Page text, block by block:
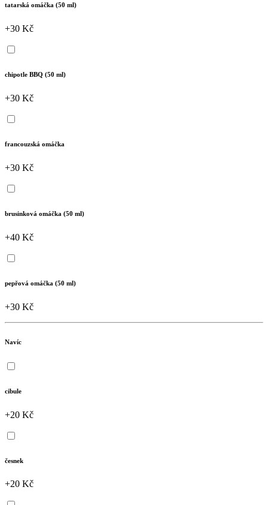
tatarská omáčka (50 ml)
+30 Kč
chipotle BBQ (50 ml)
+30 Kč
francouzská omáčka
+30 Kč
brusinková omáčka (50 ml)
+40 Kč
pepřová omáčka (50 ml)
+30 Kč
Navíc
cibule
+20 Kč
česnek
+20 Kč